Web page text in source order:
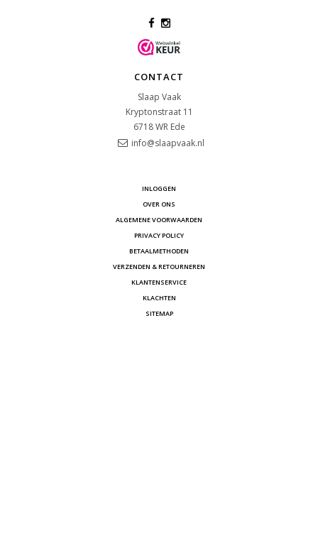
CONTACT
Slaap Vaak
Kryptonstraat 11
6718 WR Ede
info@slaapvaak.nl
INLOGGEN
OVER ONS
ALGEMENE VOORWAARDEN
PRIVACY POLICY
BETAALMETHODEN
VERZENDEN & RETOURNEREN
KLANTENSERVICE
KLACHTEN
SITEMAP